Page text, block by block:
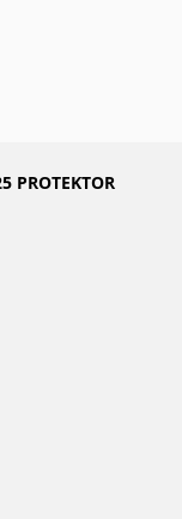
PROTEKTOR